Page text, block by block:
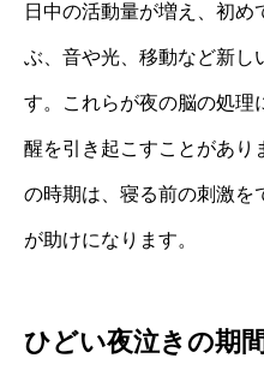
日中の活動量が増え、初
ぶ、音や光、移動など新し
す。これらが夜の脳の処理
醒を引き起こすことがあり
の時期は、寝る前の刺激を
が助けになります。
ひどい夜泣きの期